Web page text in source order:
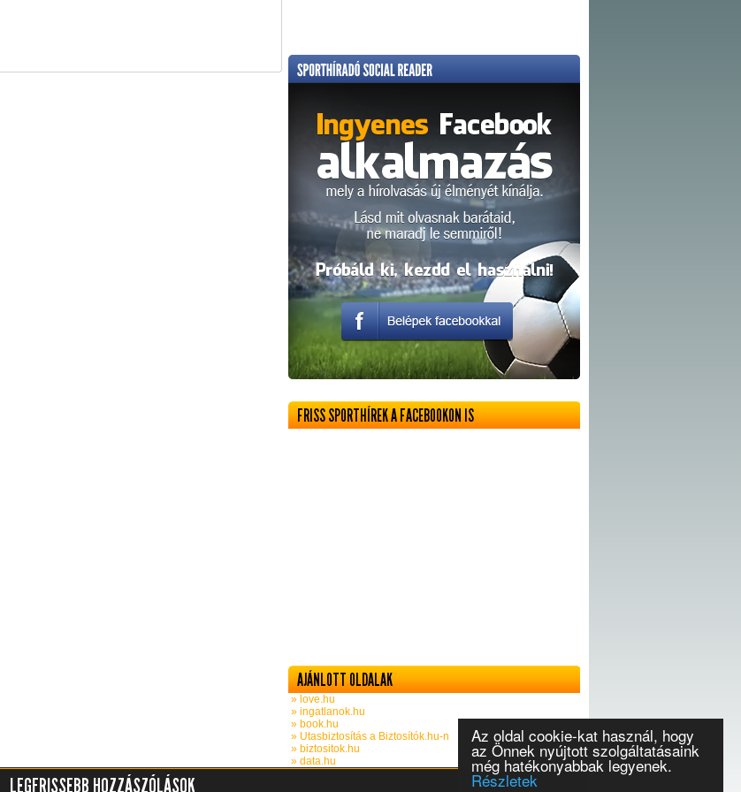
Az oldal cookie-kat használ, hogy
az Önnek nyújtott szolgáltatásaink
még hatékonyabbak legyenek.
Részletek
FRISS SPORTHÍREK A FACEBOOKON IS
AJÁNLOTT OLDALAK
» love.hu
» ingatlanok.hu
» book.hu
» Utasbiztosítás a Biztosítók.hu-n
» biztositok.hu
» data.hu
LEGFRISSEBB HOZZÁSZÓLÁSOK